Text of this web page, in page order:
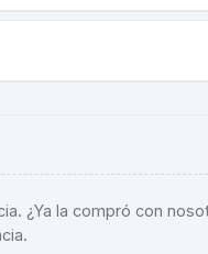
¿Ya la compró con